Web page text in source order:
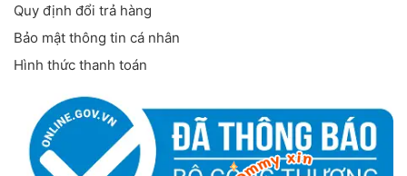
Quy định đổi trả hàng
Bảo mật thông tin cá nhân
Hình thức thanh toán